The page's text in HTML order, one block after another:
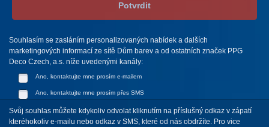
Potvrdit
Souhlasím se zasláním personalizovaných nabídek a dalších
marketingových informací ze sítě Dům barev a od ostatních značek PPG
Deco Czech, a.s. níže uvedenými kanály:
Ano, kontaktujte mne prosím e-mailem
Ano, kontaktujte mne prosím přes SMS
Svůj souhlas můžete kdykoliv odvolat kliknutím na příslušný odkaz v zápatí
kteréhokoliv e-mailu nebo odkaz v SMS, které od nás obdržíte. Pro vice